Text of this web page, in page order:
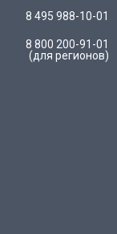
8 495 988-10-01
8 800 200-91-01
(для регионов)